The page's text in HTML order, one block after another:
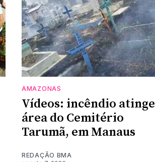
AMAZONAS
Vídeos: incêndio atinge
área do Cemitério
Tarumã, em Manaus
REDAÇÃO BMA